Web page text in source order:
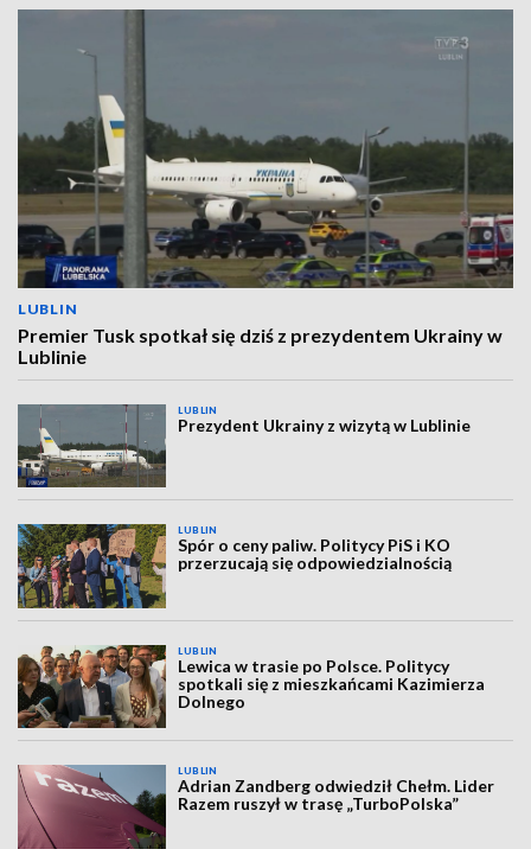
LUBLIN
Premier Tusk spotkał się dziś z prezydentem Ukrainy w
Lublinie
LUBLIN
Prezydent Ukrainy z wizytą w Lublinie
LUBLIN
Spór o ceny paliw. Politycy PiS i KO
przerzucają się odpowiedzialnością
LUBLIN
Lewica w trasie po Polsce. Politycy
spotkali się z mieszkańcami Kazimierza
Dolnego
LUBLIN
Adrian Zandberg odwiedził Chełm. Lider
Razem ruszył w trasę „TurboPolska”